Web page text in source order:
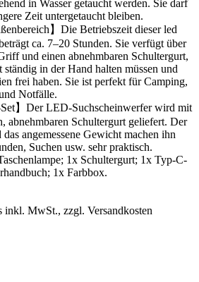
in Wasser getaucht werden. Sie darf
Zeit untergetaucht bleiben.
】Die Betriebszeit dieser led
ca. 7–20 Stunden. Sie verfügt über
und einen abnehmbaren Schultergurt,
ständig in der Hand halten müssen und
frei haben. Sie ist perfekt für Camping,
Notfälle.
Set】Der LED-Suchscheinwerfer wird mit
abnehmbaren Schultergurt geliefert. Der
angemessene Gewicht machen ihn
Suchen usw. sehr praktisch.
1x Schultergurt; 1x Typ-C-
1x Farbbox.
inkl. MwSt., zzgl. Versandkosten